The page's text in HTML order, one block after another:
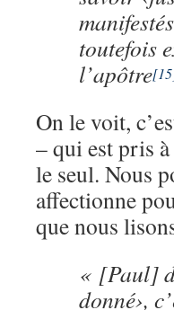
toutefois
l’apôtre
On le voit,
– qui est pris
le seul. Nous
affectionne
que nous
« [Paul]
donné›,